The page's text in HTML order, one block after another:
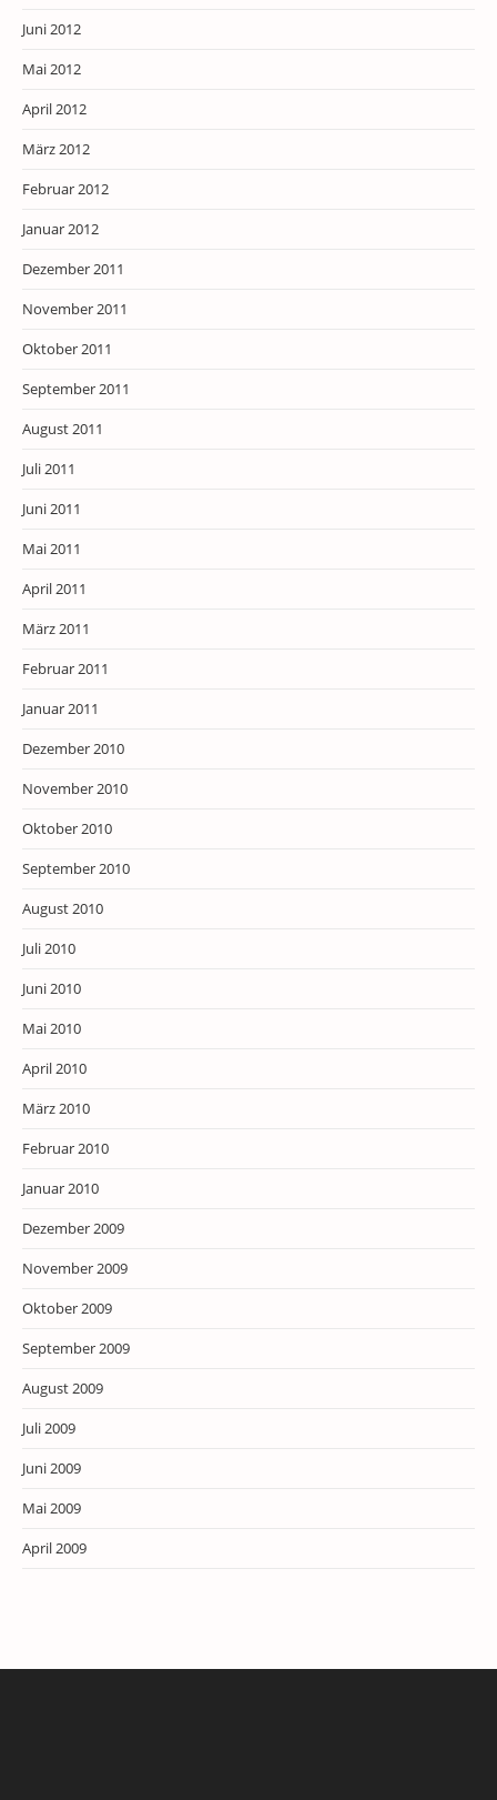
Juni 2012
Mai 2012
April 2012
März 2012
Februar 2012
Januar 2012
Dezember 2011
November 2011
Oktober 2011
September 2011
August 2011
Juli 2011
Juni 2011
Mai 2011
April 2011
März 2011
Februar 2011
Januar 2011
Dezember 2010
November 2010
Oktober 2010
September 2010
August 2010
Juli 2010
Juni 2010
Mai 2010
April 2010
März 2010
Februar 2010
Januar 2010
Dezember 2009
November 2009
Oktober 2009
September 2009
August 2009
Juli 2009
Juni 2009
Mai 2009
April 2009